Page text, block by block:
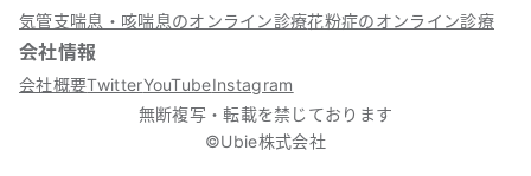
気管支喘息・咳喘息のオンライン診療花粉症のオンライン診療
会社情報
会社概要TwitterYouTubeInstagram
無断複写・転載を禁じております
©Ubie株式会社